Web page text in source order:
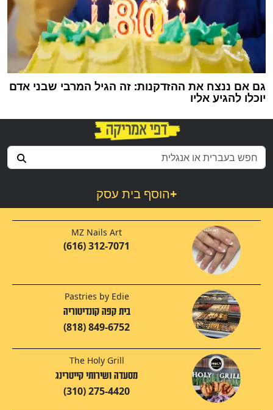
גם אם ננצח את ההזדקנות: זה הגיל המרבי שבני אדם
יוכלו להגיע אליו
הוסף בית עסק+
MZ Nails Art
(616) 312-7071
Pastries by Edie
בית קפה קונדיטוריה
(818) 849-6752
The Holy Grill
מסעדה ושירותי קייטרינג
(310) 275-4420